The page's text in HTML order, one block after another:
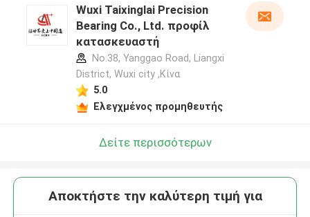
Wuxi Taixinglai Precision
Bearing Co., Ltd. προφίλ
κατασκευαστή
No.38, Yanggao Road, Liangxi
District, Wuxi city ,Κίνα
5.0
Ελεγχμένος προμηθευτής
Δείτε περισσότερων
Αποκτήστε την καλύτερη τιμή για